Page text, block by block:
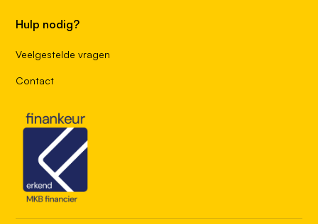
Hulp nodig?
Veelgestelde vragen
Contact